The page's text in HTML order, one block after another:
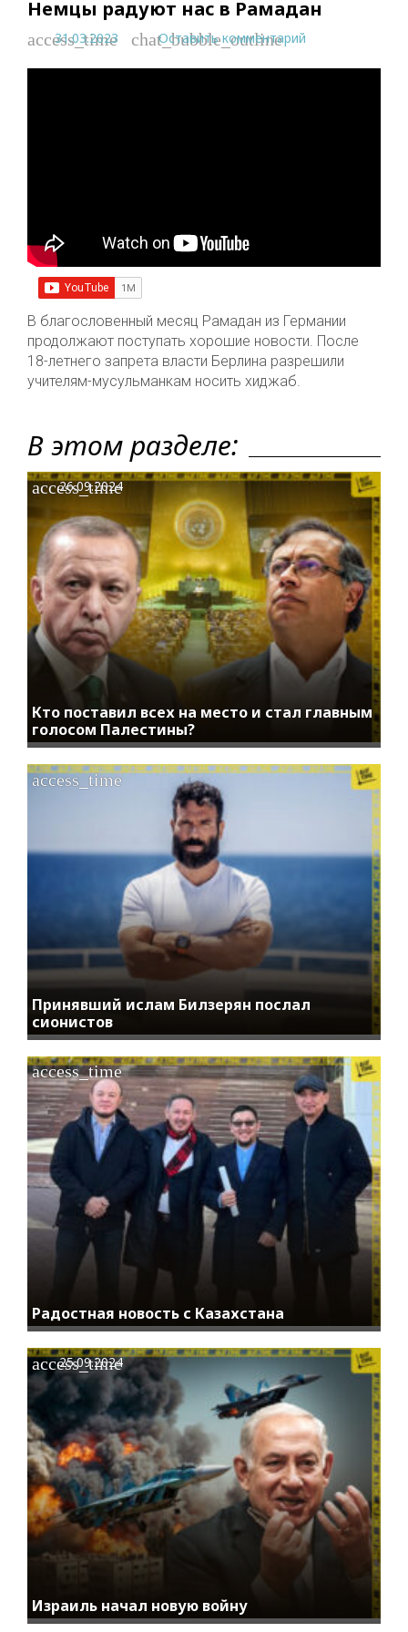
Немцы радуют нас в Рамадан
access_time
31.03.2023 chat_bubble_outline
Оставить комментарий
В благословенный месяц Рамадан из Германии
продолжают поступать хорошие новости. После
18-летнего запрета власти Берлина разрешили
учителям-мусульманкам носить хиджаб.
В этом разделе:
Кто поставил всех на место и стал главным
голосом Палестины?
access_time
26.09.2024
Принявший ислам Билзерян послал
сионистов
access_time
Радостная новость с Казахстана
access_time
Израиль начал новую войну
access_time
25.09.2024